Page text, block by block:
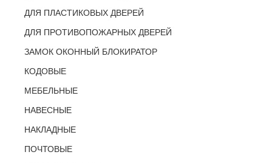
ДЛЯ ПЛАСТИКОВЫХ ДВЕРЕЙ
ДЛЯ ПРОТИВОПОЖАРНЫХ ДВЕРЕЙ
ЗАМОК ОКОННЫЙ БЛОКИРАТОР
КОДОВЫЕ
МЕБЕЛЬНЫЕ
НАВЕСНЫЕ
НАКЛАДНЫЕ
ПОЧТОВЫЕ